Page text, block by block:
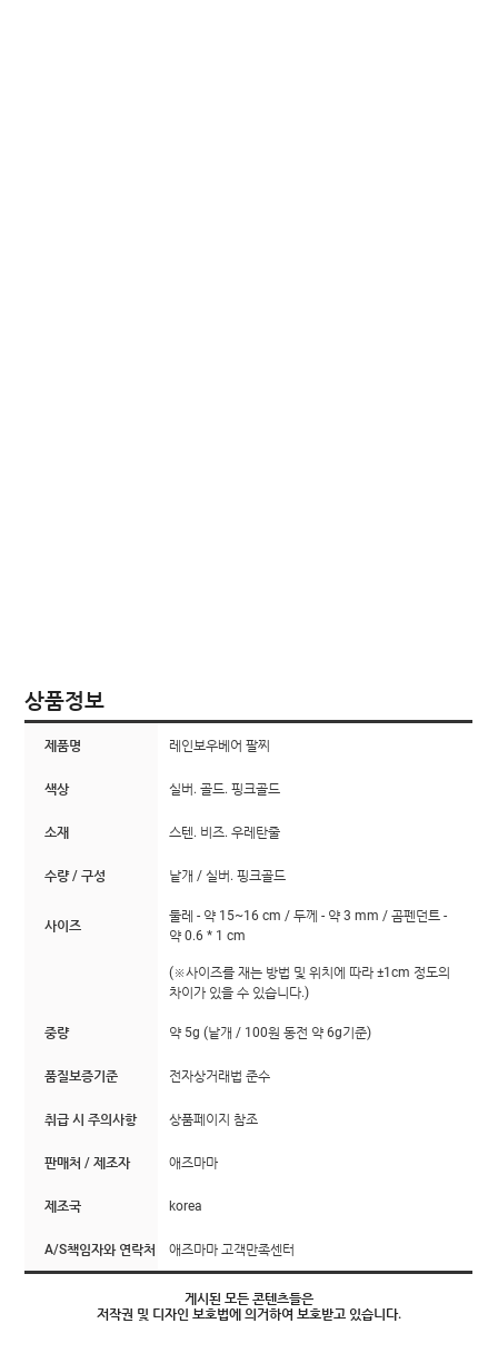
상품정보
제품명 레인보우베어 팔찌
색상 실버. 골드. 핑크골드
소재 스텐. 비즈. 우레탄줄
수량 / 구성 낱개 / 실버. 핑크골드
사이즈
둘레 - 약 15~16 cm / 두께 - 약 3 mm / 곰펜던트 -
약 0.6 * 1 cm
(※사이즈를 재는 방법 및 위치에 따라 ±1cm 정도의
차이가 있을 수 있습니다.)
중량 약 5g (낱개 / 100원 동전 약 6g기준)
품질보증기준 전자상거래법 준수
취급 시 주의사항 상품페이지 참조
판매처 / 제조자 애즈마마
제조국 korea
A/S책임자와 연락처 애즈마마 고객만족센터
게시된 모든 콘텐츠들은
저작권 및 디자인 보호법에 의거하여 보호받고 있습니다.